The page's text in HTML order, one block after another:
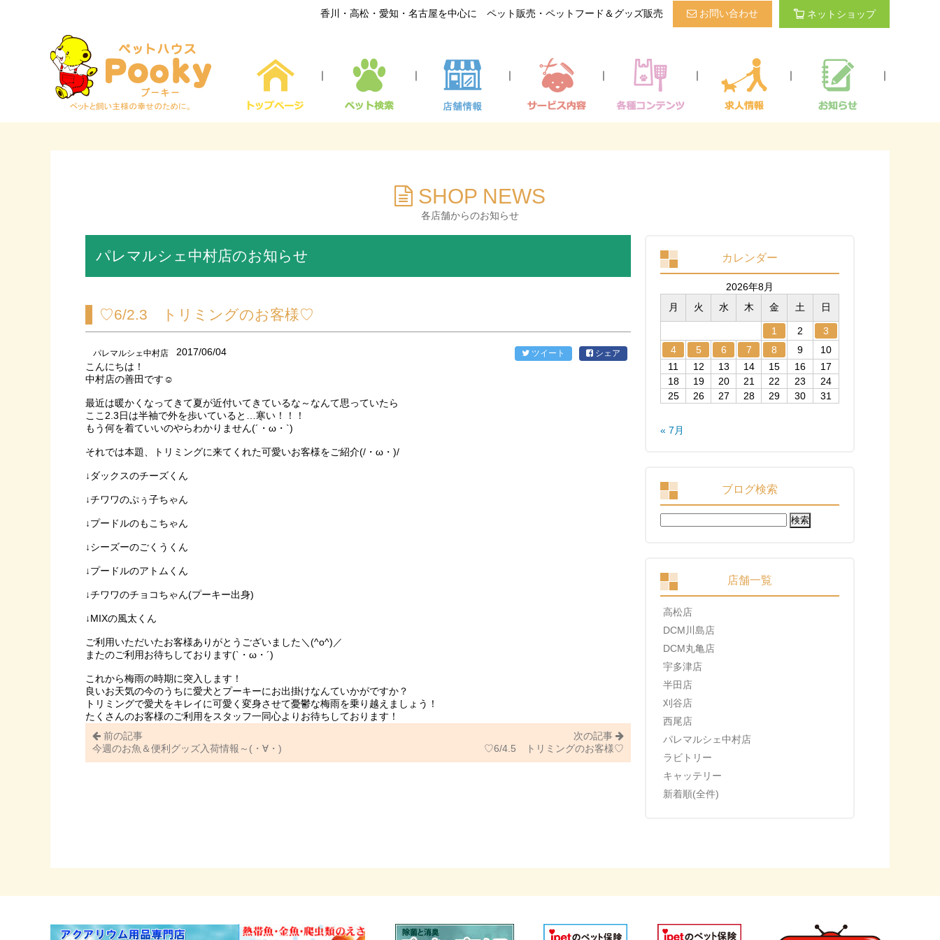
香川・高松・愛知・名古屋を中心に ペット販売・ペットフード＆グッズ販売 お問い合わせ ネットショップ
｜ ｜ ｜ ｜ ｜ ｜ ｜
SHOP NEWS
各店舗からのお知らせ
パレマルシェ中村店のお知らせ
♡6/2.3 トリミングのお客様♡
パレマルシェ中村店 2017/06/04 ツイート シェア
こんにちは！
中村店の善田です☺
最近は暖かくなってきて夏が近付いてきているな～なんて思っていたら
ここ2.3日は半袖で外を歩いていると…寒い！！！
もう何を着ていいのやらわかりません(´・ω・`)
それでは本題、トリミングに来てくれた可愛いお客様をご紹介(/・ω・)/
↓ダックスのチーズくん
↓チワワのぷぅ子ちゃん
↓プードルのもこちゃん
↓シーズーのごくうくん
↓プードルのアトムくん
↓チワワのチョコちゃん(プーキー出身)
↓MIXの風太くん
ご利用いただいたお客様ありがとうございました＼(^o^)／
またのご利用お待ちしております(`・ω・´)
これから梅雨の時期に突入します！
良いお天気の今のうちに愛犬とプーキーにお出掛けなんていかがですか？
トリミングで愛犬をキレイに可愛く変身させて憂鬱な梅雨を乗り越えましょう！
たくさんのお客様のご利用をスタッフ一同心よりお待ちしております！
前の記事
今週のお魚＆便利グッズ入荷情報～(・∀・)
次の記事
♡6/4.5 トリミングのお客様♡
カレンダー
2026年8月
月
火 水 木 金 土 日
1 2
3
4
5 6 7 8 9
10
11
12 13 14 15 16
17
18
19 20 21 22 23
24
25
26 27 28 29 30 31
« 7月
ブログ検索
検
索:
店舗一覧
高松店
DCM川島店
DCM丸亀店
宇多津店
半田店
刈谷店
西尾店
パレマルシェ中村店
ラビトリー
キャッテリー
新着順(全件)